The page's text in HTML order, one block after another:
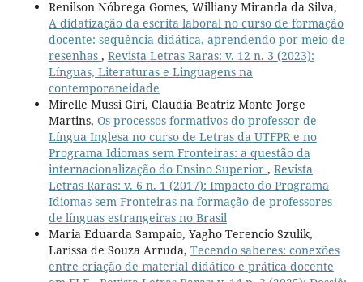
Renilson Nóbrega Gomes, Williany Miranda da Silva,
A didatização da escrita laboral no curso de formação
docente: sequência didática, aprendendo por meio de
resenhas , Revista Letras Raras: v. 12 n. 3 (2023):
Línguas, Literaturas e Linguagens na
contemporaneidade
Mirelle Mussi Giri, Claudia Beatriz Monte Jorge
Martins, Os processos formativos do professor de
Língua Inglesa no curso de Letras da UTFPR e no
Programa Idiomas sem Fronteiras: a questão da
internacionalização do Ensino Superior , Revista
Letras Raras: v. 6 n. 1 (2017): Impacto do Programa
Idiomas sem Fronteiras na formação de professores
de línguas estrangeiras no Brasil
Maria Eduarda Sampaio, Yagho Terencio Szulik,
Larissa de Souza Arruda, Tecendo saberes: conexões
entre criação de material didático e prática docente